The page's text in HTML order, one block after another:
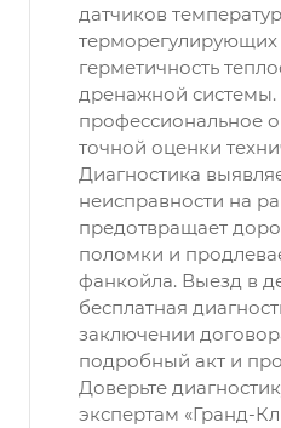
датчиков
терморегулирующих
герметичность
дренажной системы.
профессиональное
точной оценки
Диагностика
неисправности на
предотвращает
поломки и
фанкойла. Выезд в
бесплатная
заключении
подробный акт и
Доверьте
экспертам «Гранд-